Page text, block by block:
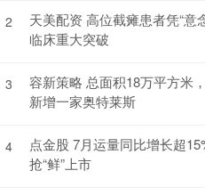
2
天美配资 高位截瘫患者凭“意
临床重大突破
3
容新策略 总面积18万平方米
新增一家奥特莱斯
4
点金股 7月运量同比增长超
抢“鲜”上市